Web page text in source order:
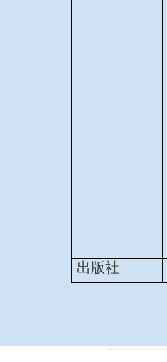
出版社